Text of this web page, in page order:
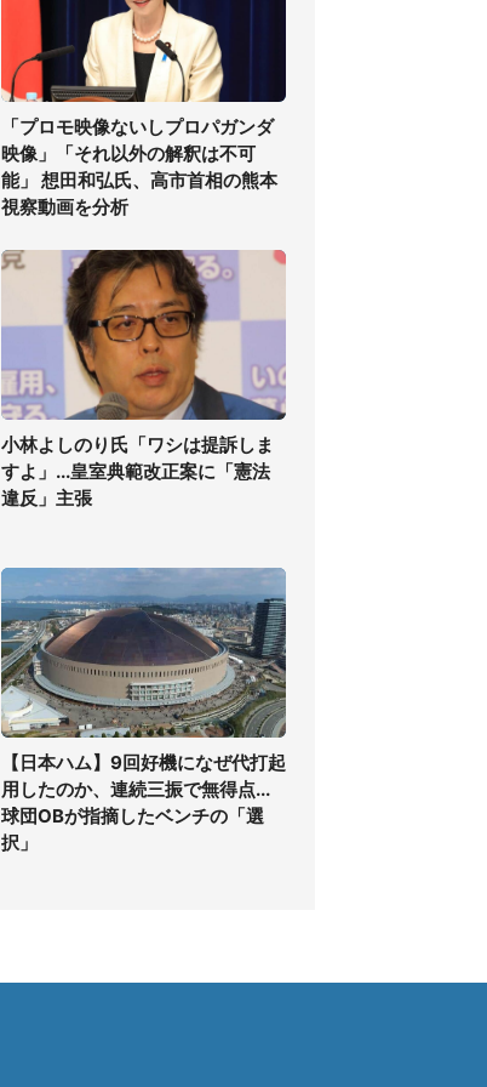
「プロモ映像ないしプロパガンダ
映像」「それ以外の解釈は不可
能」 想田和弘氏、高市首相の熊本
視察動画を分析
小林よしのり氏「ワシは提訴しま
すよ」...皇室典範改正案に「憲法
違反」主張
【日本ハム】9回好機になぜ代打起
用したのか、連続三振で無得点...
球団OBが指摘したベンチの「選
択」